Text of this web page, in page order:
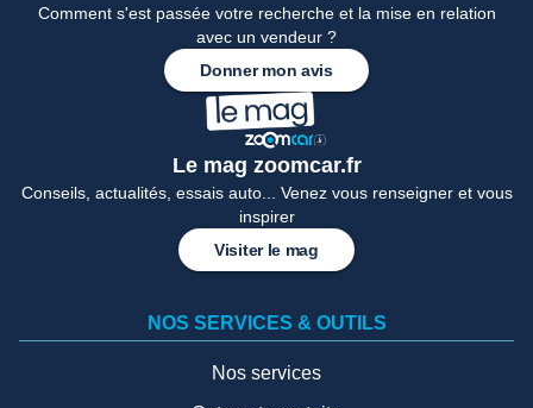
Comment s'est passée votre recherche et la mise en relation
avec un vendeur ?
Donner mon avis
Le mag zoomcar.fr
Conseils, actualités, essais auto... Venez vous renseigner et vous
inspirer
Visiter le mag
NOS SERVICES & OUTILS
Nos services